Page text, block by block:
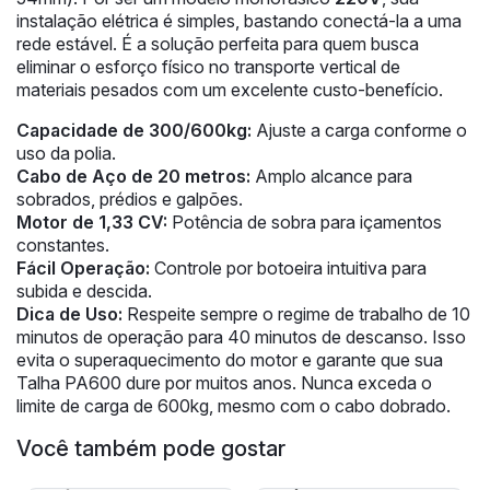
instalação elétrica é simples, bastando conectá-la a uma
rede estável. É a solução perfeita para quem busca
eliminar o esforço físico no transporte vertical de
materiais pesados com um excelente custo-benefício.
Capacidade de 300/600kg: Ajuste a carga conforme o
uso da polia.
Cabo de Aço de 20 metros: Amplo alcance para
sobrados, prédios e galpões.
Motor de 1,33 CV: Potência de sobra para içamentos
constantes.
Fácil Operação: Controle por botoeira intuitiva para
subida e descida.
Dica de Uso: Respeite sempre o regime de trabalho de 10
minutos de operação para 40 minutos de descanso. Isso
evita o superaquecimento do motor e garante que sua
Talha PA600 dure por muitos anos. Nunca exceda o
limite de carga de 600kg, mesmo com o cabo dobrado.
Você também pode gostar